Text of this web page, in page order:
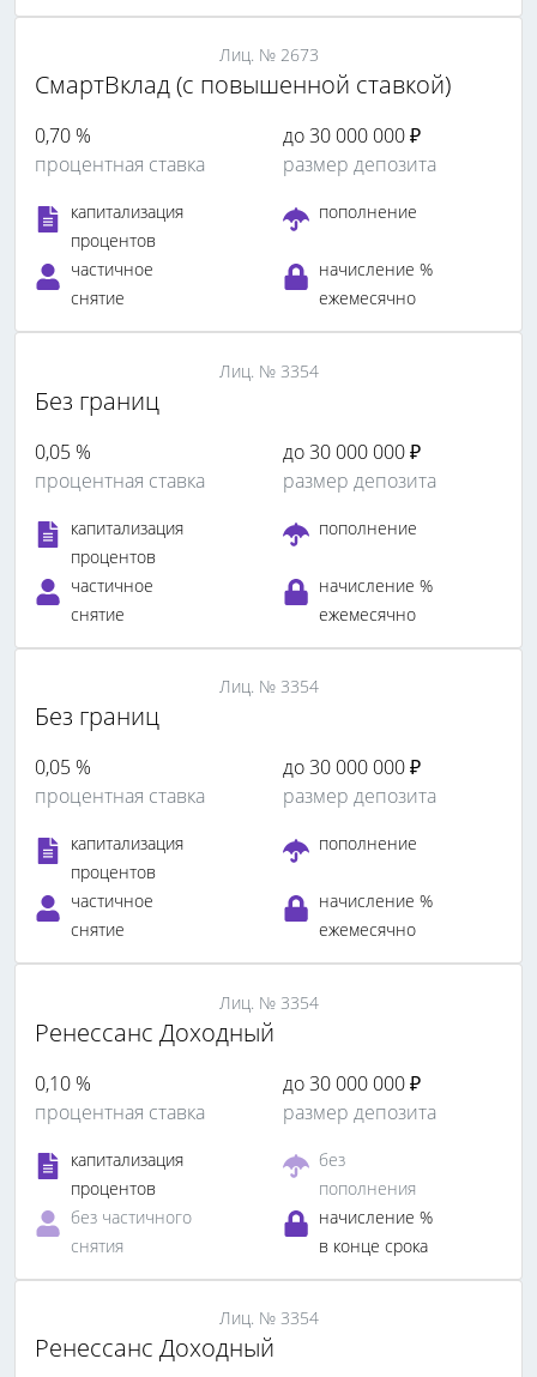
Лиц. № 2673
СмартВклад (с повышенной ставкой)
0,70 %
процентная ставка
до 30 000 000 ₽
размер депозита
капитализация
процентов
пополнение
частичное
снятие
начисление %
ежемесячно
Лиц. № 3354
Без границ
0,05 %
процентная ставка
до 30 000 000 ₽
размер депозита
капитализация
процентов
пополнение
частичное
снятие
начисление %
ежемесячно
Лиц. № 3354
Без границ
0,05 %
процентная ставка
до 30 000 000 ₽
размер депозита
капитализация
процентов
пополнение
частичное
снятие
начисление %
ежемесячно
Лиц. № 3354
Ренессанс Доходный
0,10 %
процентная ставка
до 30 000 000 ₽
размер депозита
капитализация
процентов
без
пополнения
без частичного
снятия
начисление %
в конце срока
Лиц. № 3354
Ренессанс Доходный